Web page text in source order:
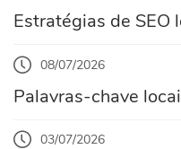
Estratégias de SEO
08/07/2026
Palavras-chave
03/07/2026